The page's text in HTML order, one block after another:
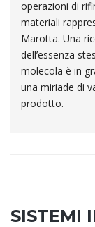
operazioni di
materiali
Marotta. Una
dell’essenza
molecola è in
una miriade di
prodotto.
SISTEMI